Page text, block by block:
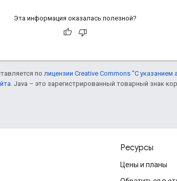
Эта информация оказалась полезной?
по лицензии Creative Commons "С указанием
. Java – это зарегистрированный товарный знак
Ресурсы
Цены и планы